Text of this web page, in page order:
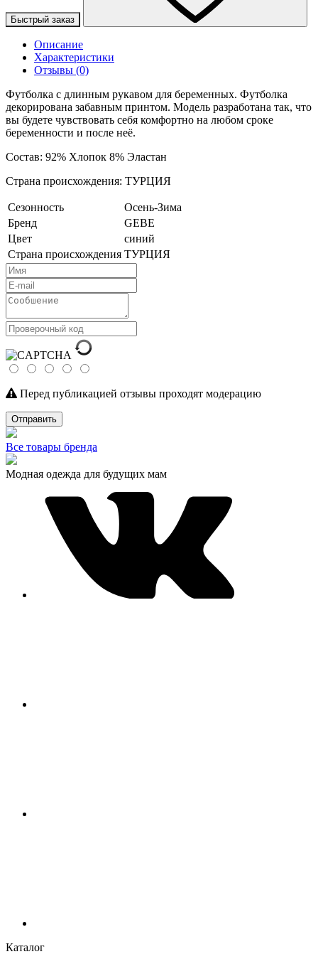
Быстрый заказ
Описание
Характеристики
Отзывы (0)
Футболка с длинным рукавом для беременных. Футболка
декорирована забавным принтом. Модель разработана так, что
вы будете чувствовать себя комфортно на любом сроке
беременности и после неё.
Состав: 92% Хлопок 8% Эластан
Страна происхождения: ТУРЦИЯ
Сезонность
Осень-Зима
Бренд
GEBE
Цвет
синий
Страна происхождения ТУРЦИЯ
Перед публикацией отзывы проходят модерацию
Отправить
Все товары бренда
Модная одежда для будущих мам
Каталог